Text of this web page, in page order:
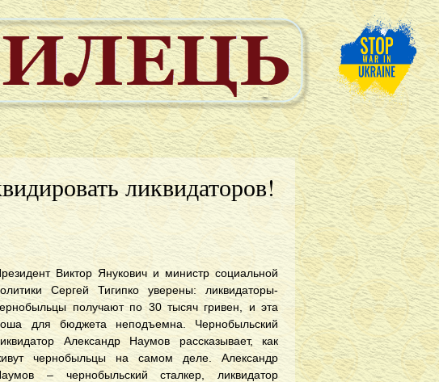
ликвидаторов!
Виктор Янукович и министр социальной
Сергей Тигипко уверены: ликвидаторы-
получают по 30 тысяч гривен, и эта
для бюджета неподъемна. Чернобыльский
Александр Наумов рассказывает, как
чернобыльцы на самом деле. Александр
– чернобыльский сталкер, ликвидатор